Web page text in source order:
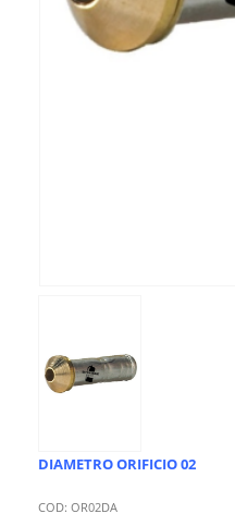
DIAMETRO ORIFICIO 02
COD: OR02DA